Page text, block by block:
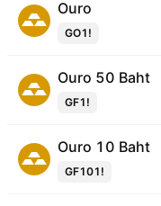
Ouro
GO1!
Ouro 50 Baht
GF1!
Ouro 10 Baht
GF101!